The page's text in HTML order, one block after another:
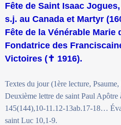
Fête de Saint Isaac
s.j. au Canada et Martyr
Fête de la Vénérable Marie
Fondatrice des
Victoires (✝ 1916).
Textes du jour (1ère lecture,
Deuxième lettre de saint Paul
145(144),10-11.12-13ab.17-18…
saint Luc 10,1-9.